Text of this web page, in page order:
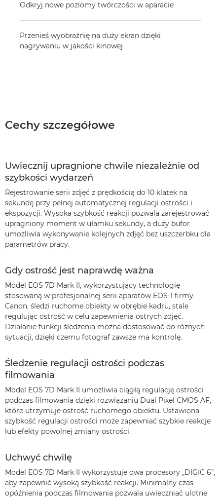
Odkryj nowe poziomy twórczości w aparacie
Przenieś wyobraźnię na duży ekran dzięki
nagrywaniu w jakości kinowej
Cechy szczegółowe
Uwiecznij upragnione chwile niezależnie od
szybkości wydarzeń
Rejestrowanie serii zdjęć z prędkością do 10 klatek na
sekundę przy pełnej automatycznej regulacji ostrości i
ekspozycji. Wysoka szybkość reakcji pozwala zarejestrować
upragniony moment w ułamku sekundy, a duży bufor
umożliwia wykonywanie kolejnych zdjęć bez uszczerbku dla
parametrów pracy.
Gdy ostrość jest naprawdę ważna
Model EOS 7D Mark II, wykorzystujący technologię
stosowaną w profesjonalnej serii aparatów EOS-1 firmy
Canon, śledzi ruchome obiekty w obrębie kadru, stale
regulując ostrość w celu zapewnienia ostrych zdjęć.
Działanie funkcji śledzenia można dostosować do różnych
sytuacji, dzięki czemu fotograf zawsze ma kontrolę.
Śledzenie regulacji ostrości podczas
filmowania
Model EOS 7D Mark II umożliwia ciągłą regulację ostrości
podczas filmowania dzięki rozwiązaniu Dual Pixel CMOS AF,
które utrzymuje ostrość ruchomego obiektu. Ustawiona
szybkość regulacji ostrości może zapewniać szybkie reakcje
lub efekty powolnej zmiany ostrości.
Uchwyć chwilę
Model EOS 7D Mark II wykorzystuje dwa procesory „DIGIC 6”,
aby zapewnić wysoką szybkość reakcji. Minimalny czas
opóźnienia podczas filmowania pozwala uwieczniać ulotne